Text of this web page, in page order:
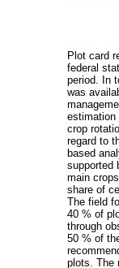
Plot card
federal
period. In
was
estimation
crop
regard to
based
supported
main
share of
The field
40 % of
through
50 % of
plots. The